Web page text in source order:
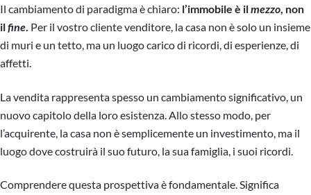
Il cambiamento di paradigma è chiaro: l’immobile è ilmezzo, non
ilfine. Per il vostro cliente venditore, la casa non è solo un insieme
di muri e un tetto, ma un luogo carico di ricordi, di esperienze, di
affetti.
La vendita rappresenta spesso un cambiamento significativo, un
nuovo capitolo della loro esistenza. Allo stesso modo, per
l’acquirente, la casa non è semplicemente un investimento, ma il
luogo dove costruirà il suo futuro, la sua famiglia, i suoi ricordi.
Comprendere questa prospettiva è fondamentale. Significa